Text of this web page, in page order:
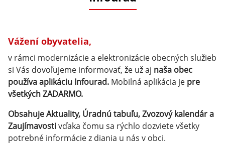
Vážení obyvatelia,
v rámci modernizácie a elektronizácie obecných služieb
si Vás dovoľujeme informovať, že už aj naša obec
používa aplikáciu Infourad. Mobilná aplikácia je pre
všetkých ZADARMO.
Obsahuje Aktuality, Úradnú tabuľu, Zvozový kalendár a
Zaujímavostivďaka čomu sa rýchlo dozviete všetky
potrebné informácie z diania u nás v obci.